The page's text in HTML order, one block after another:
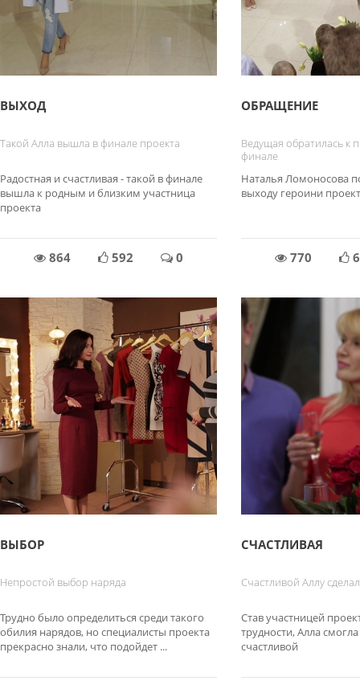
ВЫХОД
Такой Алла вышла в финале проекта
Радостная и счастливая - такой в финале
вышла к родным и близким участница
проекта
864 592 0
ОБРАЩЕНИЕ
Ведущая обратилась к
финале
Наталья Ломоносова
выходу героини
770
ВЫБОР
Непростой выбор наряда
Трудно было определиться среди такого
обилия нарядов, но специалисты проекта
прекрасно знали, что подойдет ...
СЧАСТЛИВАЯ
Счастливой Аллу
Став участницей
трудности, Алла
счастливой